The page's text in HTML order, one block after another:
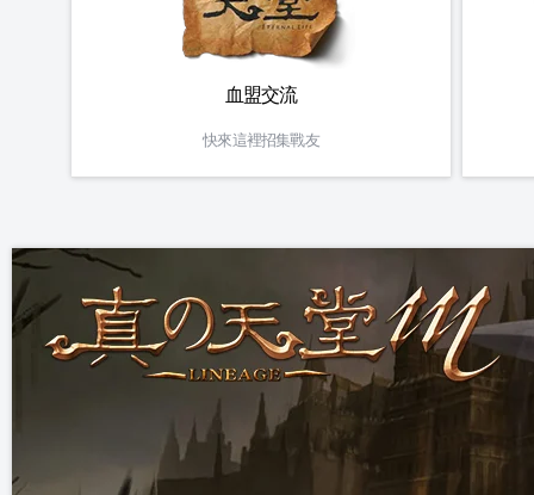
血盟交流
快來這裡招集戰友